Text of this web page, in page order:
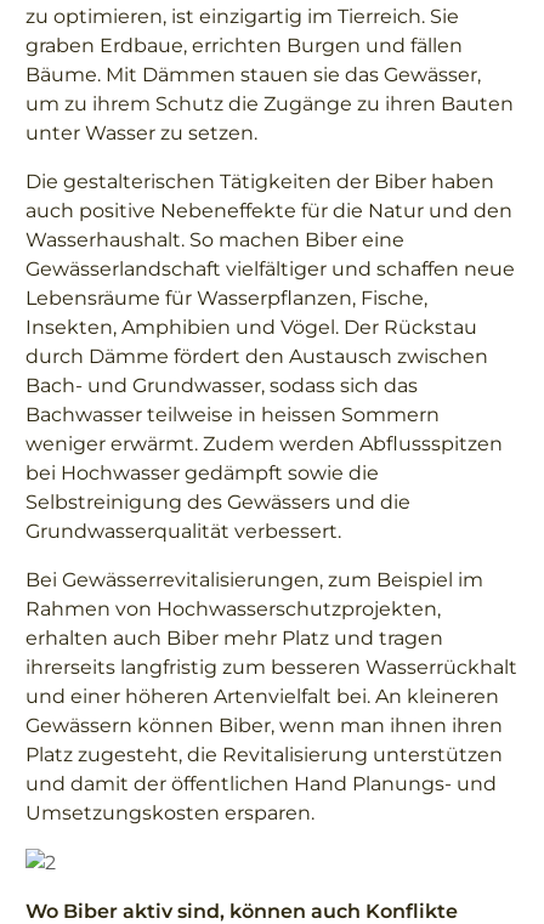
zu optimieren, ist einzigartig im Tierreich. Sie
graben Erdbaue, errichten Burgen und fällen
Bäume. Mit Dämmen stauen sie das Gewässer,
um zu ihrem Schutz die Zugänge zu ihren Bauten
unter Wasser zu setzen.
Die gestalterischen Tätigkeiten der Biber haben
auch positive Nebeneffekte für die Natur und den
Wasserhaushalt. So machen Biber eine
Gewässerlandschaft vielfältiger und schaffen neue
Lebensräume für Wasserpflanzen, Fische,
Insekten, Amphibien und Vögel. Der Rückstau
durch Dämme fördert den Austausch zwischen
Bach- und Grundwasser, sodass sich das
Bachwasser teilweise in heissen Sommern
weniger erwärmt. Zudem werden Abflussspitzen
bei Hochwasser gedämpft sowie die
Selbstreinigung des Gewässers und die
Grundwasserqualität verbessert.
Bei Gewässerrevitalisierungen, zum Beispiel im
Rahmen von Hochwasserschutzprojekten,
erhalten auch Biber mehr Platz und tragen
ihrerseits langfristig zum besseren Wasserrückhalt
und einer höheren Artenvielfalt bei. An kleineren
Gewässern können Biber, wenn man ihnen ihren
Platz zugesteht, die Revitalisierung unterstützen
und damit der öffentlichen Hand Planungs- und
Umsetzungskosten ersparen.
Wo Biber aktiv sind, können auch Konflikte